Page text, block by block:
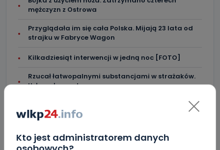
Kto jest administratorem danych
mężczyzn z Ostrowa
Przyglądała im się cała Polska. Mijają 23 lata od
strajku w Fabryce Wagon
Kilkadziesiąt interwencji w jedną noc [FOTO]
Rzucał łatwopalnymi substancjami w strażaków.
Usłyszał zarzuty